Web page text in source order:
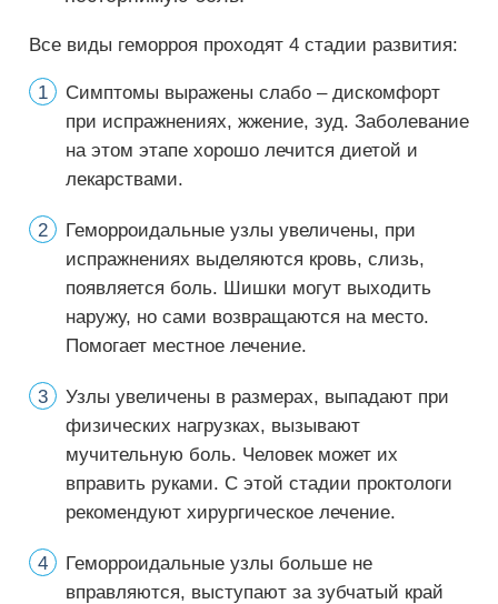
Все виды геморроя проходят 4 стадии развития:
Симптомы выражены слабо – дискомфорт
при испражнениях, жжение, зуд. Заболевание
на этом этапе хорошо лечится диетой и
лекарствами.
Геморроидальные узлы увеличены, при
испражнениях выделяются кровь, слизь,
появляется боль. Шишки могут выходить
наружу, но сами возвращаются на место.
Помогает местное лечение.
Узлы увеличены в размерах, выпадают при
физических нагрузках, вызывают
мучительную боль. Человек может их
вправить руками. С этой стадии проктологи
рекомендуют хирургическое лечение.
Геморроидальные узлы больше не
вправляются, выступают за зубчатый край